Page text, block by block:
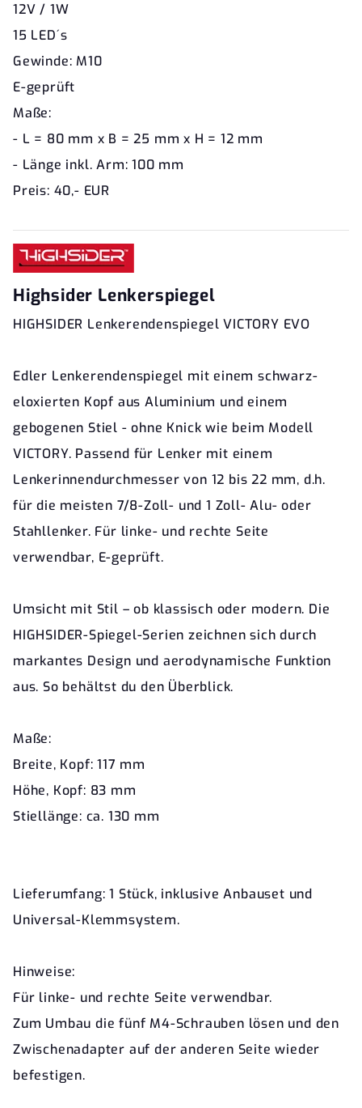
12V / 1W
15 LED´s
Gewinde: M10
E-geprüft
Maße:
- L = 80 mm x B = 25 mm x H = 12 mm
- Länge inkl. Arm: 100 mm
Preis: 40,- EUR
Highsider Lenkerspiegel
HIGHSIDER Lenkerendenspiegel VICTORY EVO
Edler Lenkerendenspiegel mit einem schwarz-
eloxierten Kopf aus Aluminium und einem
gebogenen Stiel - ohne Knick wie beim Modell
VICTORY. Passend für Lenker mit einem
Lenkerinnendurchmesser von 12 bis 22 mm, d.h.
für die meisten 7/8-Zoll- und 1 Zoll- Alu- oder
Stahllenker. Für linke- und rechte Seite
verwendbar, E-geprüft.
Umsicht mit Stil – ob klassisch oder modern. Die
HIGHSIDER-Spiegel-Serien zeichnen sich durch
markantes Design und aerodynamische Funktion
aus. So behältst du den Überblick.
Maße:
Breite, Kopf: 117 mm
Höhe, Kopf: 83 mm
Stiellänge: ca. 130 mm
Lieferumfang: 1 Stück, inklusive Anbauset und
Universal-Klemmsystem.
Hinweise:
Für linke- und rechte Seite verwendbar.
Zum Umbau die fünf M4-Schrauben lösen und den
Zwischenadapter auf der anderen Seite wieder
befestigen.